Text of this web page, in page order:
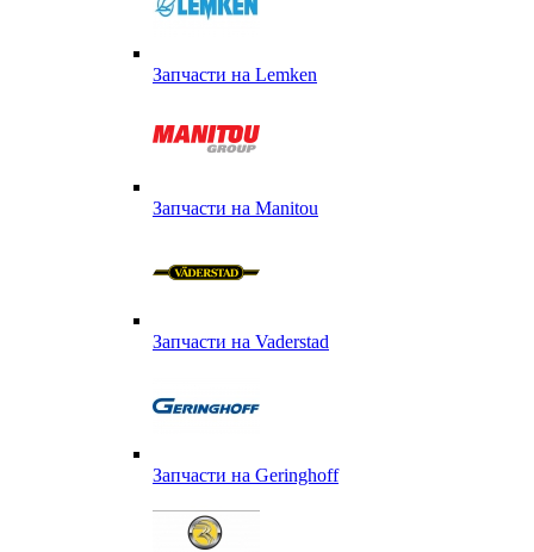
Запчасти на Lemken
Запчасти на Manitou
Запчасти на Vaderstad
Запчасти на Geringhoff